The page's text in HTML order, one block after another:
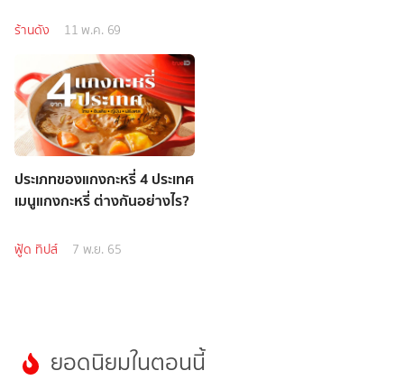
ร้านดัง 11 พ.ค. 69
ประเภทของแกงกะหรี่ 4 ประเทศ
เมนูแกงกะหรี่ ต่างกันอย่างไร?
ฟู้ด ทิปส์ 7 พ.ย. 65
ยอดนิยมในตอนนี้